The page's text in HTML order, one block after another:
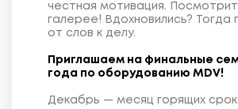
честная мотивация.
галерее! Вдохновились? Тогда
от слов к делу.
Приглашаем на финальные
года по оборудованию MDV!
Декабрь — месяц горящих